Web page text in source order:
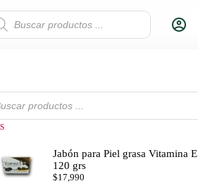
ETNICOS
Jabón para Piel grasa Vitamina E
120 grs
$17,990